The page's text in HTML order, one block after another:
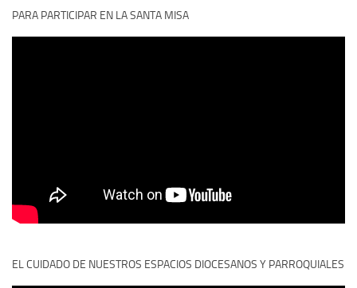
PARA PARTICIPAR EN LA SANTA MISA
EL CUIDADO DE NUESTROS ESPACIOS DIOCESANOS Y PARROQUIALES